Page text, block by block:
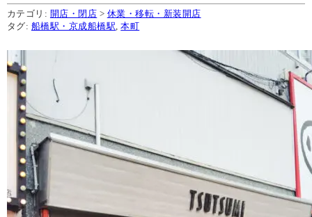
カテゴリ: 開店・閉店 > 休業・移転・新装開店
タグ: 船橋駅・京成船橋駅 ,本町